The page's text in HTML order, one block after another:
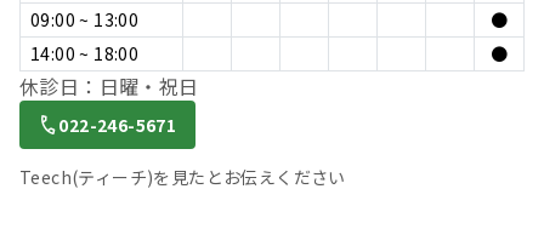
09:00 ~ 13:00
●
14:00 ~ 18:00
●
休診日：日曜・祝日
022-246-5671
Teech(ティーチ)を見たとお伝えください